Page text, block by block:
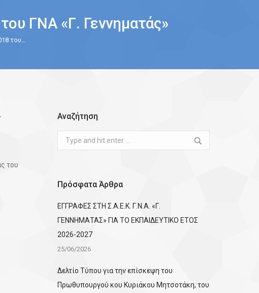
ΓΝΑ «Γ. Γεννηματάς»
του…
του
Αναζήτηση
Search:
Πρόσφατα Άρθρα
ΕΓΓΡΑΦΕΣ ΣΤΗ Σ.Α.Ε.Κ. Γ.Ν.Α. «Γ.
ΓΕΝΝΗΜΑΤΑΣ» ΓΙΑ ΤΟ ΕΚΠΑΙΔΕΥΤΙΚΟ ΕΤΟΣ
2026-2027
25/06/2026
Δελτίο Τύπου για την επίσκεψη του
Πρωθυπουργού κου Κυριάκου Μητσοτάκη, του